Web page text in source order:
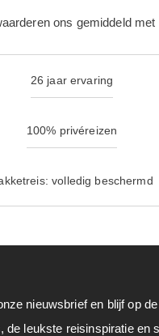
ons gemiddeld met
26 jaar ervaring
100% privéreizen
volledig beschermd
nieuwsbrief en blijf op
de leukste reisinspiratie en